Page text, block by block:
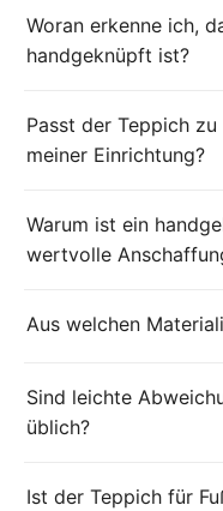
Woran erkenne ich,
handgeknüpft ist?
Passt der Teppich
meiner Einrichtung?
Warum ist ein
wertvolle
Aus welchen
Sind leichte
üblich?
Ist der Teppich für